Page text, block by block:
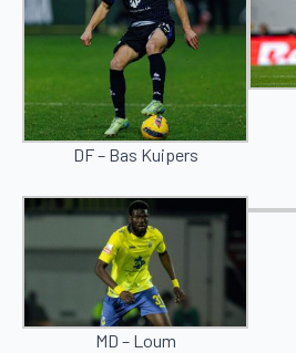
DF – Bas Kuipers
MD – Loum